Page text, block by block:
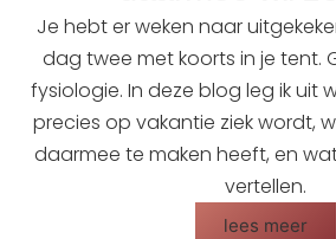
Je hebt er weken naar
dag twee met koorts in je tent.
fysiologie. In deze blog leg ik uit
precies op vakantie ziek wordt,
daarmee te maken heeft, en
vertellen.
lees meer